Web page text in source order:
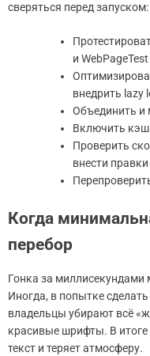
сверяться перед запуском:
и WebPageTest
внедрить lazy
Объединить и
Включить
Проверить
внести правки
Когда
перебор
Гонка за миллисекундами
Иногда, в попытке
владельцы убирают всё
красивые шрифты. В
текст и теряет атмосферу.